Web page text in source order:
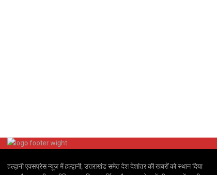
हल्द्वानी एक्सप्रेस न्यूज़ में हल्द्वानी, उत्तराखंड समेत देश देशांतर की खबरों को स्थान दिया